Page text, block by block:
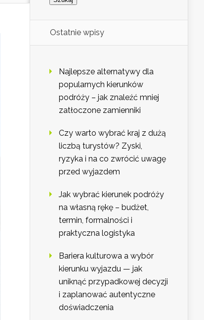
Ostatnie wpisy
Najlepsze alternatywy dla
popularnych kierunków
podróży – jak znaleźć mniej
zatłoczone zamienniki
Czy warto wybrać kraj z dużą
liczbą turystów? Zyski,
ryzyka i na co zwrócić uwagę
przed wyjazdem
Jak wybrać kierunek podróży
na własną rękę – budżet,
termin, formalności i
praktyczna logistyka
Bariera kulturowa a wybór
kierunku wyjazdu — jak
uniknąć przypadkowej decyzji
i zaplanować autentyczne
doświadczenia